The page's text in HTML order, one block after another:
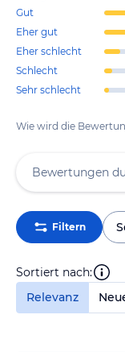
Gut
Eher gut
Eher schlecht
Schlecht
Sehr schlecht
Wie wird die
Filtern
Sortiert nach:
Relevanz